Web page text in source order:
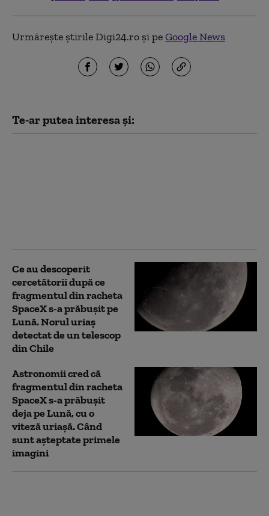
Urmărește știrile Digi24.ro și peGoogle News
Te-ar putea interesa și:
Ce au descoperit
cercetătorii după ce
fragmentul din racheta
SpaceX s-a prăbușit pe
Lună. Norul uriaș
detectat de un telescop
din Chile
Astronomii cred că
fragmentul din racheta
SpaceX s-a prăbușit
deja pe Lună, cu o
viteză uriașă. Când
sunt așteptate primele
imagini